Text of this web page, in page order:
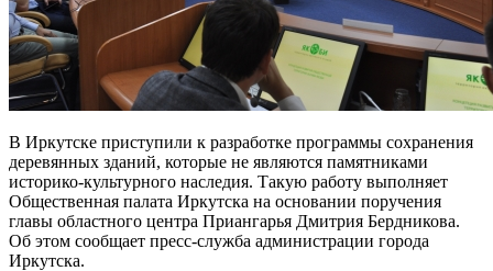
В Иркутске приступили к разработке программы сохранения
деревянных зданий, которые не являются памятниками
историко-культурного наследия. Такую работу выполняет
Общественная палата Иркутска на основании поручения
главы областного центра Приангарья Дмитрия Бердникова.
Об этом сообщает пресс-служба администрации города
Иркутска.